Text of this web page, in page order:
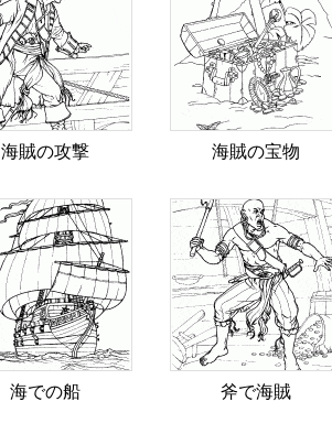
海賊の攻撃 海賊の宝物
海での船 斧で海賊